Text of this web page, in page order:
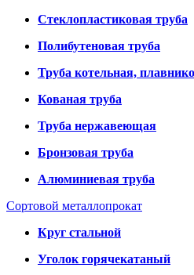
Стеклопластиковая труба
Полибутеновая труба
Труба котельная,
Кованая труба
Труба нержавеющая
Бронзовая труба
Алюминиевая труба
Сортовой металлопрокат
Круг стальной
Уголок горячекатаный